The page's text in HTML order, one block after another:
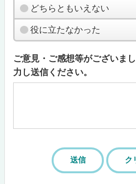
どちらともいえない
役に立たなかった
ご意見・ご感想等がございま
力し送信ください。